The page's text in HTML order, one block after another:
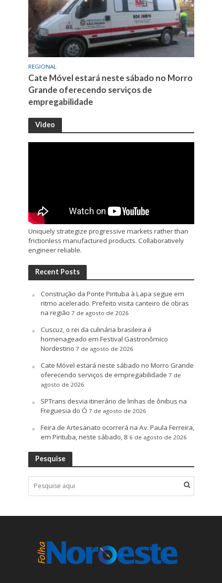
REGIONAL
Cate Móvel estará neste sábado no Morro
Grande oferecendo serviços de
empregabilidade
Video
Uniquely strategize progressive markets rather than
frictionless manufactured products. Collaboratively
engineer reliable.
Recent Posts
Construção da Ponte Pirituba à Lapa segue em
ritmo acelerado. Prefeito visita canteiro de obras
na região 7 de agosto de 2026
Cuscuz, o rei da culinária brasileira é
homenageado em Festival Gastronômico
Nordestino 7 de agosto de 2026
Cate Móvel estará neste sábado no Morro Grande
oferecendo serviços de empregabilidade 7 de
agosto de 2026
SPTrans desvia itinerário de linhas de ônibus na
Freguesia do Ó 7 de agosto de 2026
Feira de Artesanato ocorrerá na Av. Paula Ferreira,
em Pirituba, neste sábado, 8 6 de agosto de 2026
Pesquise